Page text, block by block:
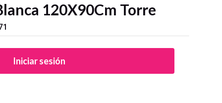
120X90Cm Torre
Iniciar sesión